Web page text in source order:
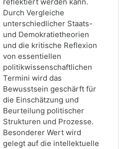
Durch Vergleiche
unterschiedlicher Staats-
und Demokratietheorien
und die kritische Reflexion
von essentiellen
politikwissenschaftlichen
Termini wird das
Bewusstsein geschärft für
die Einschätzung und
Beurteilung politischer
Strukturen und Prozesse.
Besonderer Wert wird
gelegt auf die intellektuelle